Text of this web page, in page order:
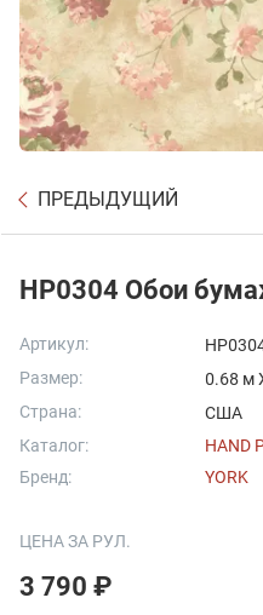
ПРЕДЫДУЩИЙ
Артикул:
Размер:
0.68 м
Страна:
США
Каталог:
HAND
Бренд:
YORK
ЦЕНА ЗА РУЛ.
3 790 ₽